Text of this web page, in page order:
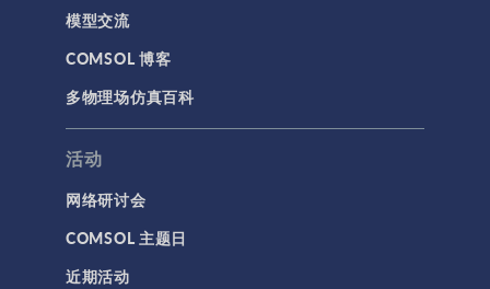
模型交流
COMSOL 博客
多物理场仿真百科
活动
网络研讨会
COMSOL 主题日
近期活动